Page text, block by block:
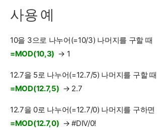
사용 예
10을 3으로 나누어(=10/3) 나머지를 구할 때
=MOD(10,3) → 1
12.7을 5로 나누어(=12.7/5) 나머지를 구할 때
=MOD(12.7,5) → 2.7
12.7을 0로 나누어(=12.7/0) 나머지를 구하면
=MOD(12.7,0) → #DIV/0!